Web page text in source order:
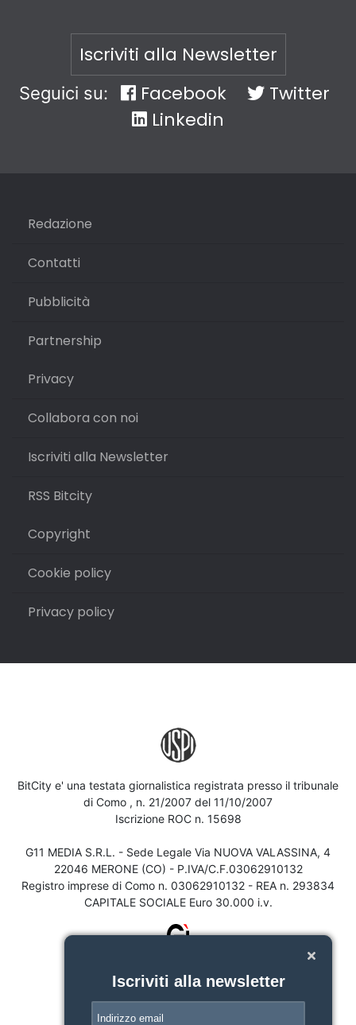
Iscriviti alla Newsletter
Seguici su: Facebook
Twitter
Linkedin
Redazione
Contatti
Pubblicità
Partnership
Privacy
Collabora con noi
Iscriviti alla Newsletter
RSS Bitcity
Copyright
Cookie policy
Privacy policy
BitCity e' una testata giornalistica registrata presso il tribunale
di Como , n. 21/2007 del 11/10/2007
Iscrizione ROC n. 15698
G11 MEDIA S.R.L. - Sede Legale Via NUOVA VALASSINA, 4
22046 MERONE (CO) - P.IVA/C.F.03062910132
Registro imprese di Como n. 03062910132 - REA n. 293834
CAPITALE SOCIALE Euro 30.000 i.v.
Iscriviti alla newsletter